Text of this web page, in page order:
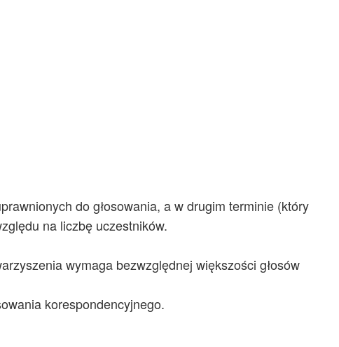
do głosowania, a w drugim terminie (który
na liczbę uczestników.
wymaga bezwzględnej większości głosów
korespondencyjnego.